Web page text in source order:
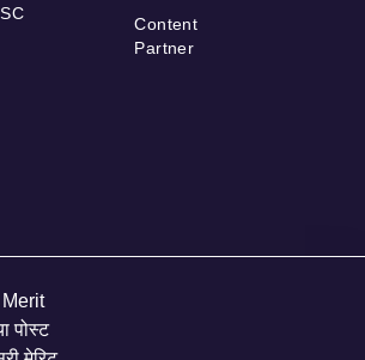
Content
Partner